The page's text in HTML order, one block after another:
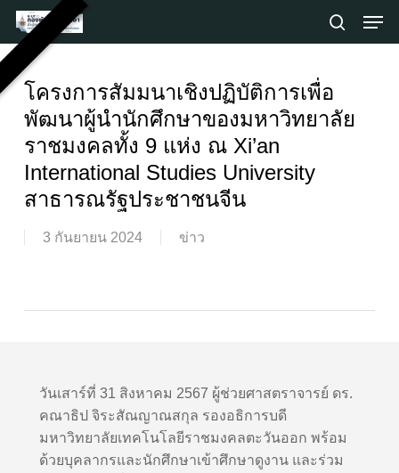
Skip
main
content
โครงการสัมมนาเชิงปฏิบัติการเพื่อ
พัฒนาผู้นำนักศึกษาของมหาวิทยาลัย
ราชมงคลทั้ง 9 แห่ง ณ Xi’an
International Studies University
สาธารณรัฐประชาชนจีน
3 กันยายน 2024 ข่าว
วันเสาร์ที่ 31 สิงหาคม 2567 ผู้ช่วยศาสตราจารย์ ดร.
คณาธิป จิระสัณญาณสกุล รองอธิการบดี
มหาวิทยาลัยเทคโนโลยีราชมงคลตะวันออก พร้อม
ด้วยบุคลากรและนักศึกษาเข้าศึกษาดูงาน และร่วม